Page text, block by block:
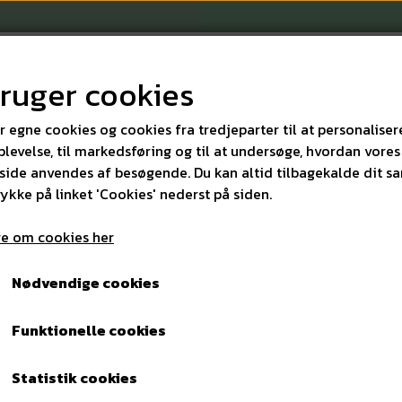
KONTAKT
Nilfisk støvsugerposer
1406905020. 10 stk.
cookies
egne cookies og cookies fra tredjeparter til at
til markedsføring og til at undersøge, hvordan vores
anvendes af besøgende. Du kan altid tilbagekalde dit
på linket 'Cookies' nederst på siden.
om cookies her
Nødvendige cookies
Funktionelle cookies
Statistik cookies